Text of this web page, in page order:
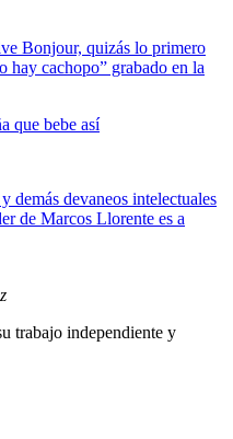
Bonjour, quizás lo primero
hay cachopo” grabado en la
que bebe así
demás devaneos intelectuales
de Marcos Llorente es a
trabajo independiente y